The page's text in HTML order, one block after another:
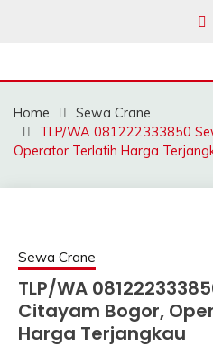
JASA
Home
Sewa Crane
TLP/WA 081222333850
Operator Terlatih Harga
Sewa Crane
TLP/WA
Citayam Bogor,
Harga Terjangkau